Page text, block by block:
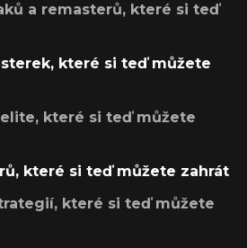
a remasterů, které si teď
které si teď můžete
které si teď můžete
které si teď můžete zahrát
které si teď můžete